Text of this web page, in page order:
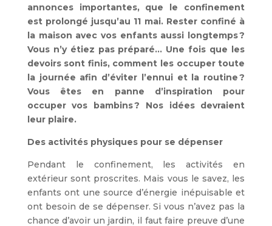
annonces importantes, que le confinement
est prolongé jusqu’au 11 mai. Rester confiné à
la maison avec vos enfants aussi longtemps ?
Vous n’y étiez pas préparé… Une fois que les
devoirs sont finis, comment les occuper toute
la journée afin d’éviter l’ennui et la routine ?
Vous êtes en panne d’inspiration pour
occuper vos bambins ? Nos idées devraient
leur plaire.
Des activités physiques pour se dépenser
Pendant le confinement, les activités en
extérieur sont proscrites. Mais vous le savez, les
enfants ont une source d’énergie inépuisable et
ont besoin de se dépenser. Si vous n’avez pas la
chance d’avoir un jardin, il faut faire preuve d’une